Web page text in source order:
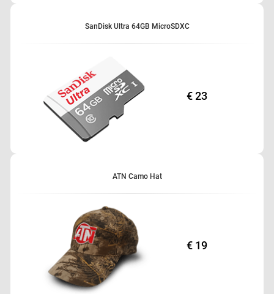
SanDisk Ultra 64GB MicroSDXC
€ 23
ATN Camo Hat
€ 19